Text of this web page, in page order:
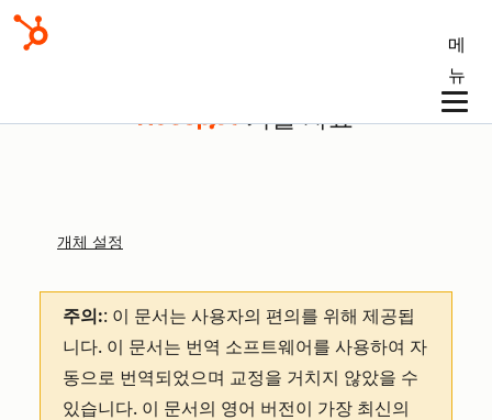
메
뉴
기술 자료
개체 설정
주의:: 이 문서는 사용자의 편의를 위해 제공됩
니다. 이 문서는 번역 소프트웨어를 사용하여 자
동으로 번역되었으며 교정을 거치지 않았을 수
있습니다. 이 문서의 영어 버전이 가장 최신의